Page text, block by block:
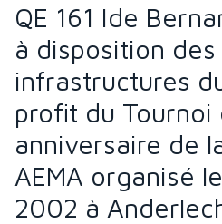
QE 161 Ide
à disposition des
infrastructures
profit du Tournoi
anniversaire de
AEMA organisé
2002 à